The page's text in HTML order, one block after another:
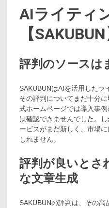
AIライティ
【
評判のソースは
SAKUBUNはAIを活用したラ
その評判についてまだ十分
式ホームページでは導入事
は確認できませんでした。
ービスがまだ新しく、市場
しれません。
評判が良いとさ
な文章生成
SAKUBUNの評判は、その高